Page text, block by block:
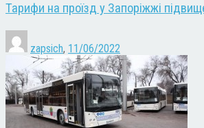
Тарифи на проїзд у Запоріжжі
zapsich, 11/06/2022